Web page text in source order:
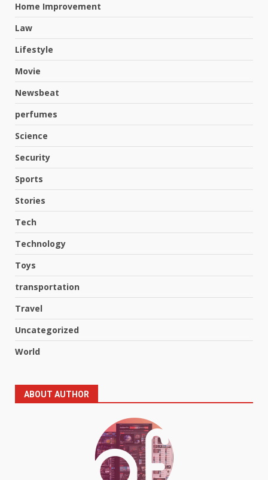
Home Improvement
Law
Lifestyle
Movie
Newsbeat
perfumes
Science
Security
Sports
Stories
Tech
Technology
Toys
transportation
Travel
Uncategorized
World
ABOUT AUTHOR
3
Hahanews: A Complete Feature
Smarter News Reading
4
Events
Building Its Place in the Modern
Online World
The Standout Qualities That
Make MyoGlow a Unique Choice